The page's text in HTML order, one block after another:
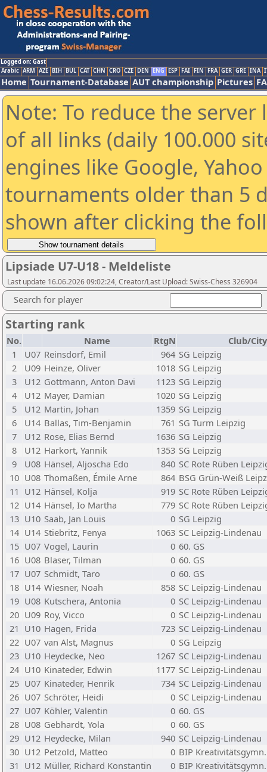
Logged on: Gast
Arabic ARM AZE BIH BUL CAT CHN CRO CZE DEN ENG ESP FAI FIN FRA GER GRE INA
Home Tournament-Database AUT championship Pictures
Note: To reduce the
of all links (daily 100.000
engines like Google,
tournaments older than 5
shown after clicking the
Lipsiade U7-U18 - Meldeliste
Last update 16.06.2026 09:02:24, Creator/Last Upload: Swiss-Chess 326904
Search for player
Starting rank
No. Name RtgN
Club/City
1
U07 Reinsdorf, Emil 964 SG Leipzig
2
U09 Heinze, Oliver 1018 SG Leipzig
3
U12 Gottmann, Anton Davi 1123 SG Leipzig
4
U12 Mayer, Damian 1020 SG Leipzig
5
U12 Martin, Johan 1359 SG Leipzig
6
U14 Ballas, Tim-Benjamin 761 SG Turm Leipzig
7
U12 Rose, Elias Bernd 1636 SG Leipzig
8
U12 Harkort, Yannik 1353 SG Leipzig
9
U08 Hänsel, Aljoscha Edo 840 SC Rote Rüben
10 U08 Thomaßen, Émile Arne 864 BSG Grün-Weiß
11 U12 Hänsel, Kolja 919 SC Rote Rüben
12 U14 Hänsel, Io Martha 779 SC Rote Rüben
13 U10 Saab, Jan Louis 0 SG Leipzig
14 U14 Stiebritz, Fenya 1063 SC Leipzig-Lindenau
15 U07 Vogel, Laurin 0 60. GS
16 U08 Blaser, Tilman 0 60. GS
17 U07 Schmidt, Taro 0 60. GS
18 U14 Wiesner, Noah 858 SC Leipzig-Lindenau
19 U08 Kutschera, Antonia 0 SC Leipzig-Lindenau
20 U09 Roy, Vicco 0 SC Leipzig-Lindenau
21 U10 Hagen, Frida 723 SC Leipzig-Lindenau
22 U07 van Alst, Magnus 0 SG Leipzig
23 U10 Heydecke, Neo 1267 SC Leipzig-Lindenau
24 U10 Kinateder, Edwin 1177 SC Leipzig-Lindenau
25 U07 Kinateder, Henrik 734 SC Leipzig-Lindenau
26 U07 Schröter, Heidi 0 SC Leipzig-Lindenau
27 U07 Köhler, Valentin 0 60. GS
28 U08 Gebhardt, Yola 0 60. GS
29 U12 Heydecke, Milan 940 SC Leipzig-Lindenau
30 U12 Petzold, Matteo 0 BIP
31 U12 Müller, Richard Konstantin 0 BIP